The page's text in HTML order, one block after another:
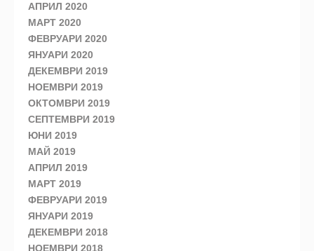
АПРИЛ 2020
МАРТ 2020
ФЕВРУАРИ 2020
ЯНУАРИ 2020
ДЕКЕМВРИ 2019
НОЕМВРИ 2019
ОКТОМВРИ 2019
СЕПТЕМВРИ 2019
ЮНИ 2019
МАЙ 2019
АПРИЛ 2019
МАРТ 2019
ФЕВРУАРИ 2019
ЯНУАРИ 2019
ДЕКЕМВРИ 2018
НОЕМВРИ 2018